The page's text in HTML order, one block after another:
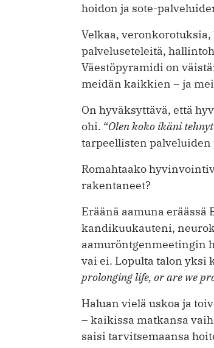
hoidon ja sote-
Velkaa,
palveluseteleitä,
Väestöpyramidi on
meidän kaikkien – ja
On hyväksyttävä, että
ohi. “Olen koko ikäni
tarpeellisten
Romahtaako
rakentaneet?
Eräänä aamuna
kandikuukauteni,
aamuröntgenmeetingin
vai ei. Lopulta talon yksi
prolonging life, or are we
Haluan vielä uskoa ja
– kaikissa matkansa
saisi tarvitsemaansa